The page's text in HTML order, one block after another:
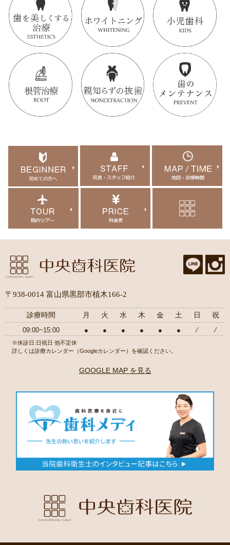
〒938-0014 富山県黒部市植木166-2
診療時間 月 火 水 木 金 土 日 祝
09:00~15:00 ● ● ● ● ● ● ⁄ ⁄
※休診日:日祝日 他不定休
詳しくは診療カレンダー（Googleカレンダー）を確認ください。
GOOGLE MAP を見る